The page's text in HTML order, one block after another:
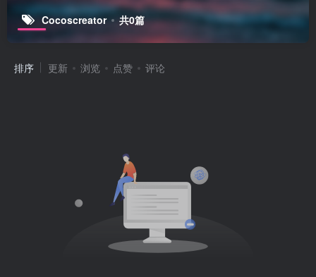
Cocoscreator 共0篇
排序 更新 浏览 点赞 评论